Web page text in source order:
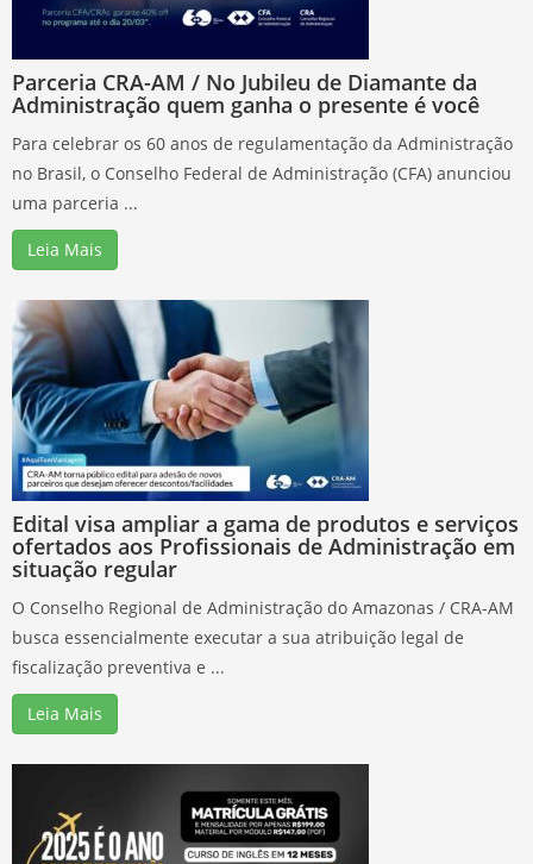
Parceria CRA-AM / No Jubileu de Diamante da
Administração quem ganha o presente é você
Para celebrar os 60 anos de regulamentação da Administração
no Brasil, o Conselho Federal de Administração (CFA) anunciou
uma parceria ...
Leia Mais
Edital visa ampliar a gama de produtos e serviços
ofertados aos Profissionais de Administração em
situação regular
O Conselho Regional de Administração do Amazonas / CRA-AM
busca essencialmente executar a sua atribuição legal de
fiscalização preventiva e ...
Leia Mais